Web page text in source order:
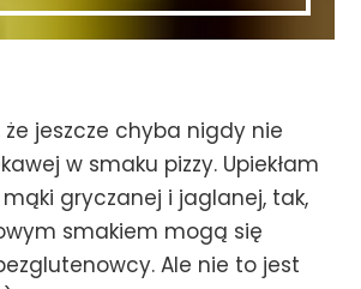
że jeszcze chyba nigdy nie
w smaku pizzy. Upiekłam
gryczanej i jaglanej, tak,
smakiem mogą się
Ale nie to jest